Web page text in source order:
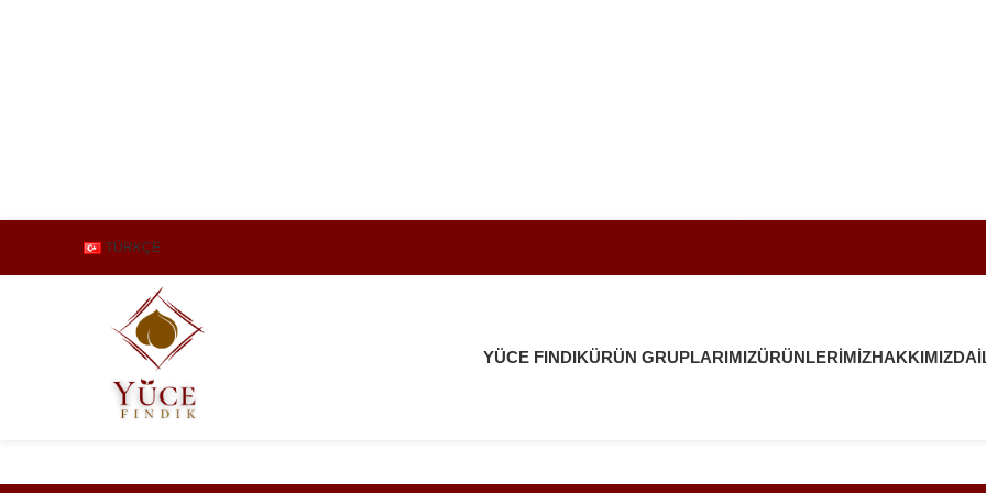
TÜRKÇE
YÜCE FINDIKÜRÜN GRUPLARIMIZÜRÜNLERIMIZHAKKIMIZDA